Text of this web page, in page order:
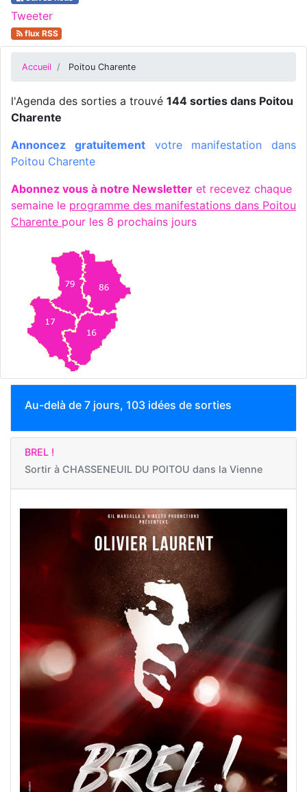
Tweeter
flux RSS
Accueil Poitou Charente
l'Agenda des sorties a trouvé 144 sorties dans Poitou
Charente
Annoncez gratuitementvotre manifestation dans
Poitou Charente
Abonnez vous à notre Newsletter et recevez chaque
semaine le programme des manifestations dans Poitou
Charente pour les 8 prochains jours
Au-delà de 7 jours, 103 idées de sorties
BREL !
Sortir à CHASSENEUIL DU POITOU dans la Vienne